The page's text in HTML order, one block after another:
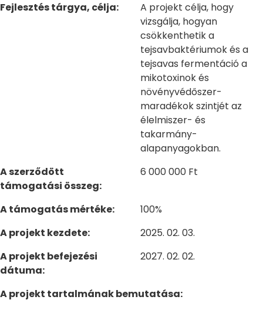
Fejlesztés tárgya, célja:
A projekt célja, hogy
vizsgálja, hogyan
csökkenthetik a
tejsavbaktériumok és a
tejsavas fermentáció a
mikotoxinok és
növényvédőszer-
maradékok szintjét az
élelmiszer- és
takarmány-
alapanyagokban.
A szerződött
támogatási összeg:
6 000 000 Ft
A támogatás mértéke:
100%
A projekt kezdete:
2025. 02. 03.
A projekt befejezési
dátuma:
2027. 02. 02.
A projekt tartalmának bemutatása: